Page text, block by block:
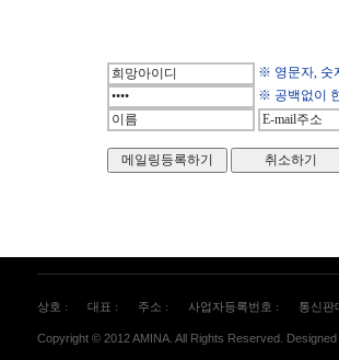
※ 영문자, 숫
※ 공백없이
상호 : 대표 : 주소 : 사업자등록번호 : 통신판
Copyright © 2012 AMINA. All Rights Reserved. Designed